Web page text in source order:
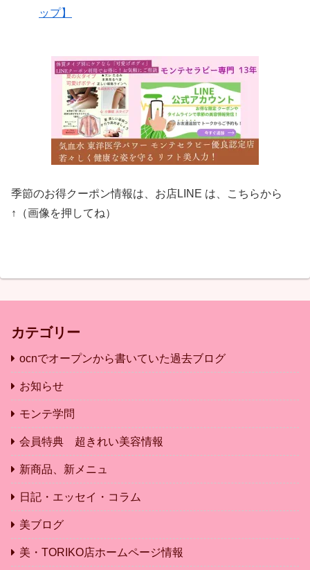
ップ】
季節のお得クーポン情報は、お店LINE は、こちらから
↑（画像を押してね）
カテゴリー
ocnでオープンから書いていた過去ブログ
お知らせ
モンテ学問
会員特典 超きれい美容情報
新商品、新メニュ
日記・エッセイ・コラム
美ブログ
美・TORIKO店ホームページ情報